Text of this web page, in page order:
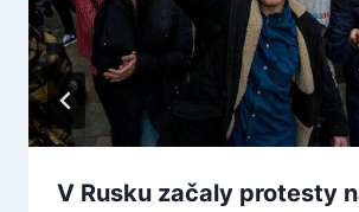
V Rusku začaly protesty